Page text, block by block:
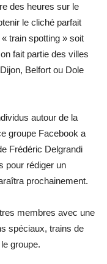
des heures sur le
le cliché parfait
train spotting » soit
fait partie des villes
Belfort ou Dole
autour de la
groupe Facebook a
Frédéric Delgrandi
pour rédiger un
prochainement.
membres avec une
spéciaux, trains de
groupe.